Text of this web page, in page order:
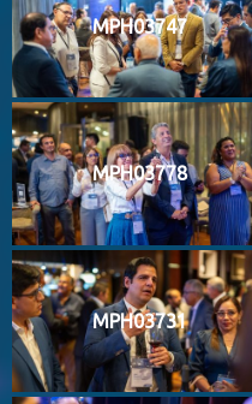
MPH03747
MPH03778
MPH03731